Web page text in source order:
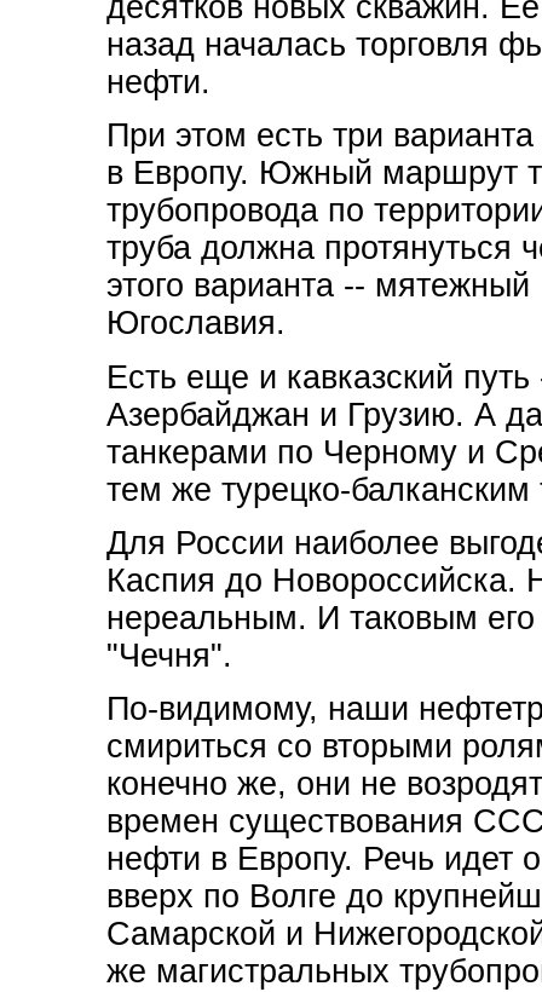
десятков новых скважин.
назад началась торговля
нефти.
При этом есть три
в Европу. Южный маршрут
трубопровода по
труба должна протянуться
этого варианта --
Югославия.
Есть еще и кавказский
Азербайджан и Грузию. А
танкерами по Черному и
тем же турецко-
Для России наиболее
Каспия до Новороссийска.
нереальным. И таковым
"Чечня".
По-видимому, наши
смириться со вторыми
конечно же, они не
времен существования
нефти в Европу. Речь идет
вверх по Волге до
Самарской и
же магистральных